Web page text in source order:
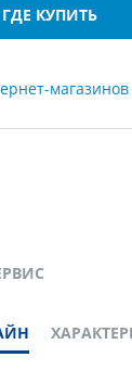
ГДЕ КУПИТЬ
магазинов